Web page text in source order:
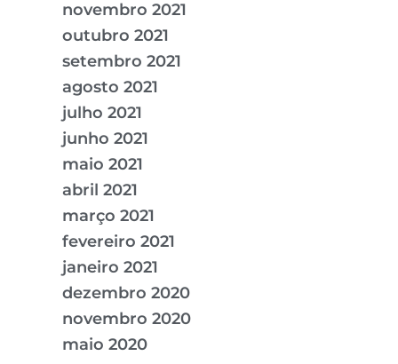
novembro 2021
outubro 2021
setembro 2021
agosto 2021
julho 2021
junho 2021
maio 2021
abril 2021
março 2021
fevereiro 2021
janeiro 2021
dezembro 2020
novembro 2020
maio 2020